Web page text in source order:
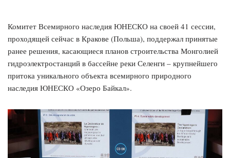
Комитет Всемирного наследия ЮНЕСКО на своей 41 сессии,
проходящей сейчас в Кракове (Польша), поддержал принятые
ранее решения, касающиеся планов строительства Монголией
гидроэлектростанций в бассейне реки Селенги – крупнейшего
притока уникального объекта всемирного природного
наследия ЮНЕСКО «Озеро Байкал».